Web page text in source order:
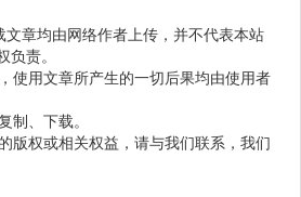
章均由网络作者上传，并不代表本站
负责。
使用文章所产生的一切后果均由使用者
制、下载。
版权或相关权益，请与我们联系，我们